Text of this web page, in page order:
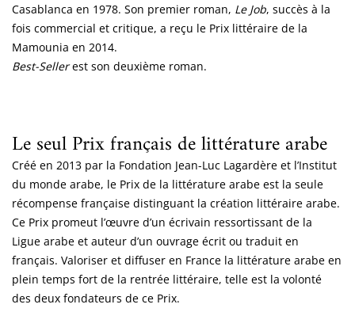
Casablanca en 1978. Son premier roman, Le Job, succès à la
fois commercial et critique, a reçu le Prix littéraire de la
Mamounia en 2014.
Best-Sellerest son deuxième roman.
Le seul Prix français de littérature arabe
Créé en 2013 par la Fondation Jean-Luc Lagardère et l’Institut
du monde arabe, le Prix de la littérature arabe est la seule
récompense française distinguant la création littéraire arabe.
Ce Prix promeut l’œuvre d’un écrivain ressortissant de la
Ligue arabe et auteur d’un ouvrage écrit ou traduit en
français. Valoriser et diffuser en France la littérature arabe en
plein temps fort de la rentrée littéraire, telle est la volonté
des deux fondateurs de ce Prix.